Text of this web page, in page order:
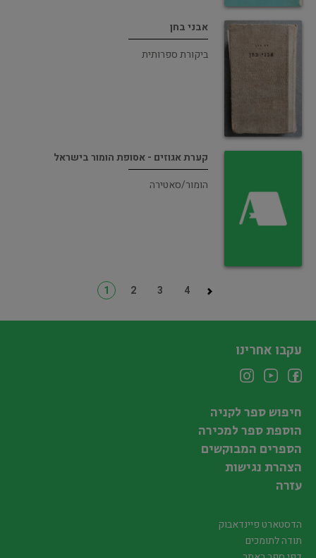
אבני בחן
ביקורת ספרותית
קערת אגוזים - אסופת הומור בישראל
הומור/סאטירה
1 2 3 4
עקבו אחרינו
חיפוש ספר לקניה
הוספת ספר למכירה
הספרים המבוקשים
הצהרת נגישות
עזרה
הדסטארט פיינדאבוק
תודה לתומכים